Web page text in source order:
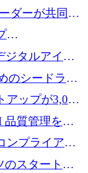
達
ダーが共同設
アップが
万ユーロ
ジタルアイデ
に350万ユー
のシードラウ
アップが3,000
涙を流すハ
品質管理を拡
ンプライアン
万ポンドを
のスタートア